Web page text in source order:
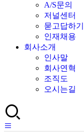
A/S문의
저널센터
묻고답하기
인재채용
회사소개
인사말
회사연혁
조직도
오시는길